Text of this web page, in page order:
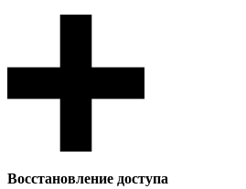
Восcтановление доступа